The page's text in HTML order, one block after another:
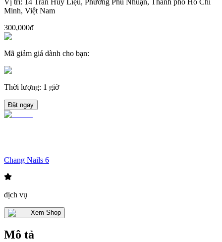
Minh, Việt Nam
300,000đ
Mã giảm giá dành cho bạn:
Thời lượng: 1 giờ
Đặt ngay
Chang Nails 6
dịch vụ
Xem Shop
Mô tả